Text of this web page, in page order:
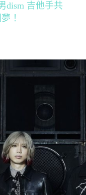
dism 吉他手共
！